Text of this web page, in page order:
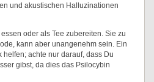
und akustischen Halluzinationen
oder als Tee zubereiten. Sie zu
kann aber unangenehm sein. Ein
helfen; achte nur darauf, dass Du
gibst, da dies das Psilocybin